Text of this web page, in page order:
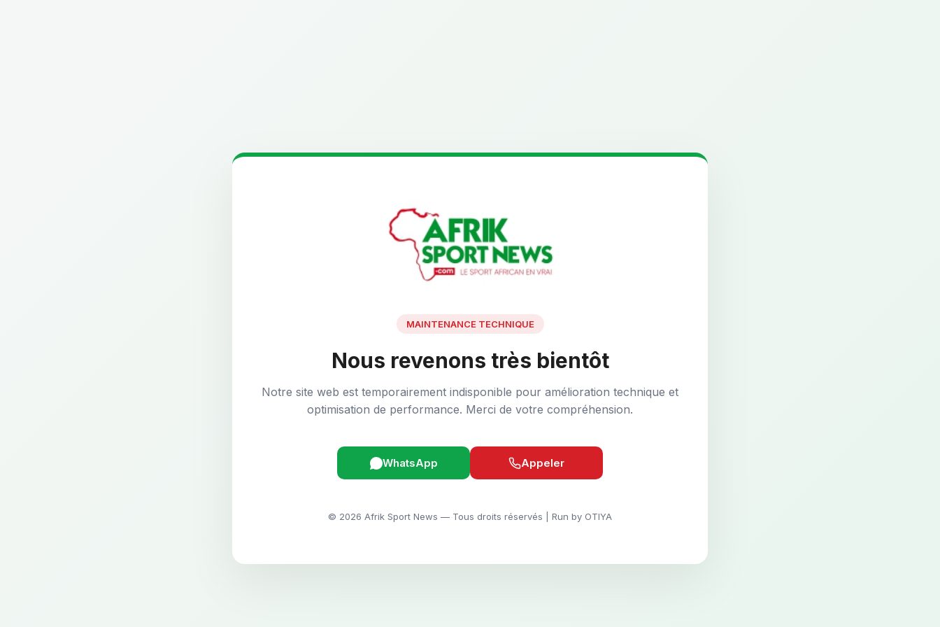
MAINTENANCE TECHNIQUE
Nous revenons très bientôt
Notre site web est temporairement indisponible pour amélioration technique et
optimisation de performance. Merci de votre compréhension.
WhatsApp Appeler
© 2026 Afrik Sport News — Tous droits réservés | Run by OTIYA